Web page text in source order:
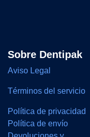
Sobre Dentipak
Aviso Legal
Términos del servicio
Política de privacidad
Política de envío